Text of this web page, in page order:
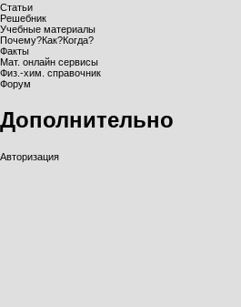
Статьи
Решебник
Учебные материалы
Почему?Как?Когда?
Факты
Мат. онлайн сервисы
Физ.-хим. справочник
Форум
Дополнительно
Авторизация